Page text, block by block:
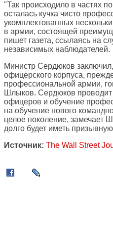
"Так происходило в частях
осталась кучка чисто
укомплектованных
в армии, состоящей
пишет газета, ссылаясь на
независимых наблюдателей.
Министр Сердюков
офицерского корпуса,
профессиональной армии,
Шлыков. Сердюков
офицеров и обучение
на обучение нового
целое поколение, замечает
долго будет иметь
Источник: The Wall Street